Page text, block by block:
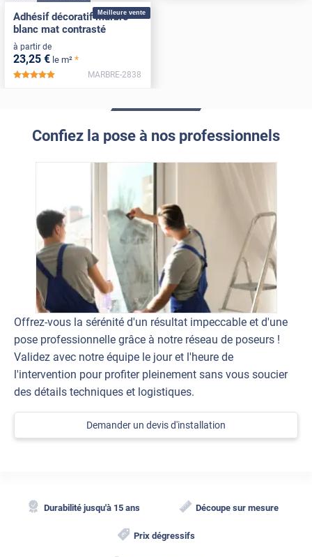
Meilleure vente
Adhésif décoratif marbre
blanc mat contrasté
à partir de
23,25 € le m² *
*****
MARBRE-2838
Confiez la pose à nos professionnels
Offrez-vous la sérénité d'un résultat impeccable et d'une
pose professionnelle grâce à notre réseau de poseurs !
Validez avec notre équipe le jour et l'heure de
l'intervention pour profiter pleinement sans vous soucier
des détails techniques et logistiques.
Demander un devis d'installation
Durabilité jusqu'à 15 ans Découpe sur mesure
Prix dégressifs